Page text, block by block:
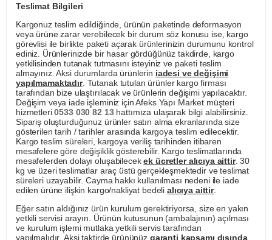
Teslimat Bilgileri
Kargonuz teslim edildiğinde, ürünün paketinde deformasyon
veya ürüne zarar verebilecek bir durum söz konusu ise, kargo
görevlisi ile birlikte paketi açarak ürünlerinizin durumunu kontrol
ediniz. Ürünlerinizde bir hasar gördüğünüz takdirde, kargo
yetkilisinden tutanak tutmasını isteyiniz ve paketi teslim
almayınız. Aksi durumlarda ürünlerin iadesi ve değişimi
yapılmamaktadır. Tutanak tutulan ürünler kargo firması
tarafından bize ulaştırılacak ve ürünlerin değişimi yapılacaktır.
Değişim veya iade işleminiz için Afeks Yapı Market müşteri
hizmetleri0533 030 82 13hattımıza ulaşarak bilgi alabilirsiniz.
Sipariş oluşturduğunuz ürünler satın alma ekranlarında size
gösterilen tarih / tarihler arasında kargoya teslim edilecektir.
Kargo teslim süreleri, kargoya veriliş tarihinden itibaren
mesafelere göre değişiklik gösterebilir. Kargo teslimatlarında
mesafelerden dolayı oluşabilecekek ücretler alıcıya aittir. 30
kg ve üzeri teslimatlar araç üstü gerçekleşmektedir ve teslimat
süreleri uzayabilir. Cayma hakkı kullanılması nedeni ile iade
edilen ürüne ilişkin kargo/nakliyat bedeli alıcıya aittir.
Eğer satın aldığınız ürün kurulum gerektiriyorsa, size en yakın
yetkili servisi arayın. Ürünün kutusunun (ambalajının) açılması
ve kurulum işlemi mutlaka yetkili servis tarafından
yapılmalıdır. Aksi taktirde ürününüz garanti kapsamı dışında